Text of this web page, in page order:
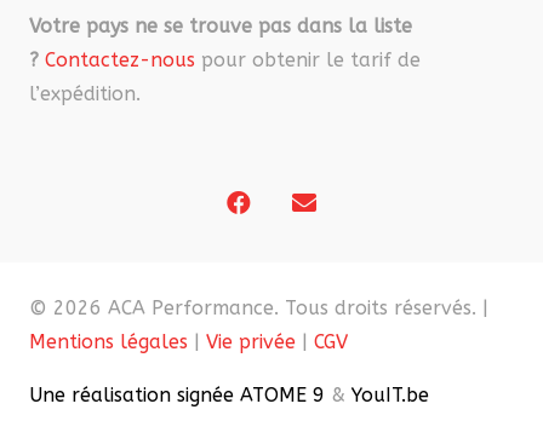
Votre pays ne se trouve pas dans la liste
? Contactez-nous pour obtenir le tarif de
l’expédition.
© 2026 ACA Performance. Tous droits réservés. |
Mentions légales | Vie privée | CGV
Une réalisation signée ATOME 9 & YouIT.be